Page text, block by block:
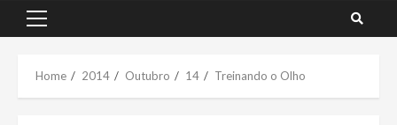
Primary
Home 2014 Outubro 14 Treinando o Olho